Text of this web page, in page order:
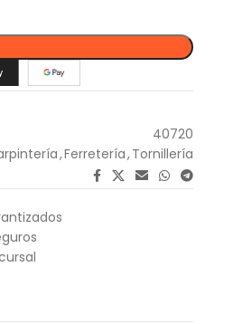
40720
,Ferretería,Tornillería